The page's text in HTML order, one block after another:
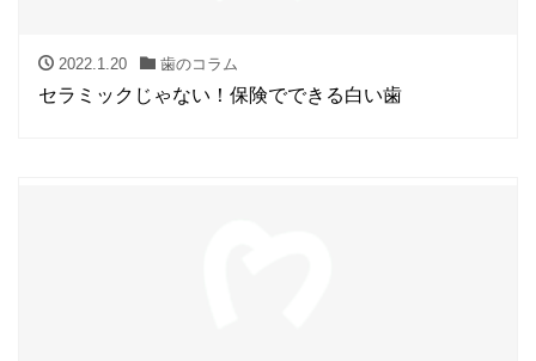
2022.1.20 歯のコラム
セラミックじゃない！保険でできる白い歯